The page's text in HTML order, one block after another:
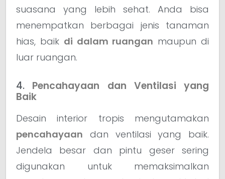
suasana yang lebih sehat. Anda bisa
menempatkan berbagai jenis tanaman
hias, baik di dalam ruangan maupun di
luar ruangan.
4. Pencahayaan dan Ventilasi yang
Baik
Desain interior tropis mengutamakan
pencahayaan dan ventilasi yang baik.
Jendela besar dan pintu geser sering
digunakan untuk memaksimalkan